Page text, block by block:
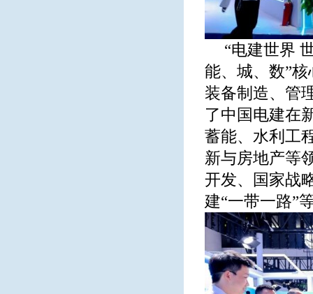
“电建世界
能、城、数”
装备制造、管
了中国电建在
蓄能、水利工
新与房地产等
开发、国家战
建“一带一路”